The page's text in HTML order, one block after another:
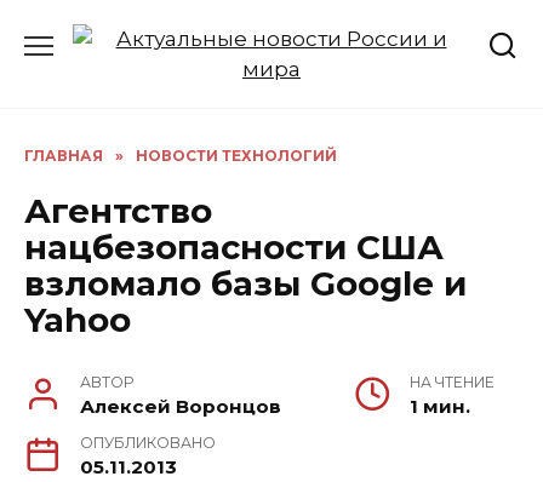
ГЛАВНАЯ » НОВОСТИ ТЕХНОЛОГИЙ
Агентство
нацбезопасности США
взломало базы Google и
Yahoo
АВТОР
Алексей Воронцов
НА ЧТЕНИЕ
1 мин.
ОПУБЛИКОВАНО
05.11.2013